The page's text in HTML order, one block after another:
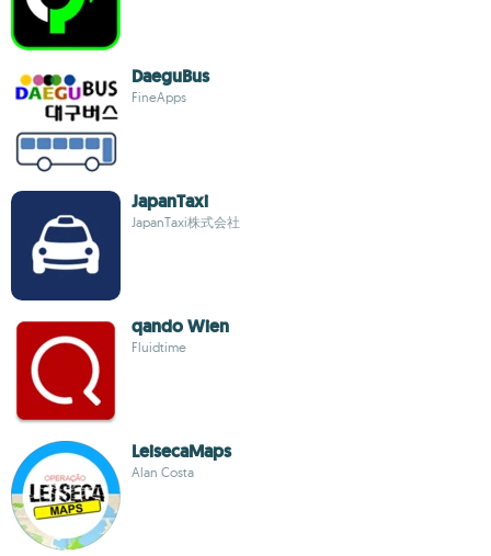
DaeguBus
FineApps
JapanTaxi
JapanTaxi株式会社
qando Wien
Fluidtime
LeisecaMaps
Alan Costa